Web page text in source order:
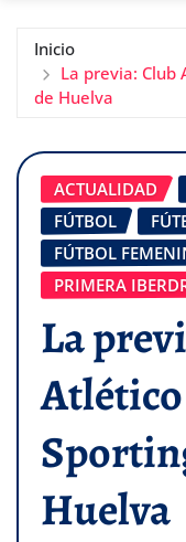
Inicio
La previa: Club
de Huelva
ACTUALIDAD
FÚTBOL
FÚTBOL
PRIMERA
La
Huelva